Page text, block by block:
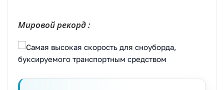
Мировой рекорд :